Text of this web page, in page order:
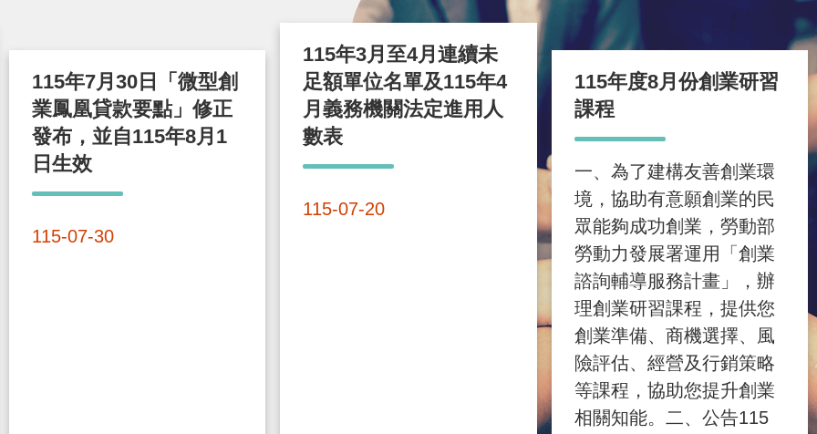
115年7月30日「微型創
業鳳凰貸款要點」修正
發布，並自115年8月1
日生效
115-07-30
115年3月至4月連續未
足額單位名單及115年4
月義務機關法定進用人
數表
115-07-20
115年度8月份創業研習
課程
一、為了建構友善創業環
境，協助有意願創業的民
眾能夠成功創業，勞動部
勞動力發展署運用「創業
諮詢輔導服務計畫」，辦
理創業研習課程，提供您
創業準備、商機選擇、風
險評估、經營及行銷策略
等課程，協助您提升創業
相關知能。二、公告115